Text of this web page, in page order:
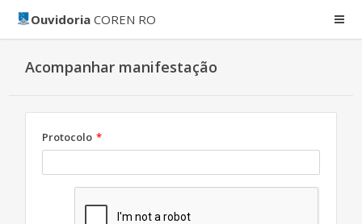
Ouvidoria COREN RO
Acompanhar manifestação
Protocolo